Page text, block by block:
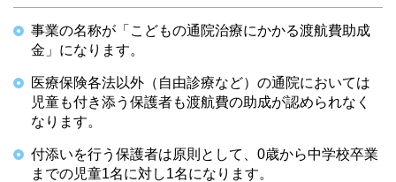
事業の名称が「こどもの通院治療にかかる渡航費助成
金」になります。
医療保険各法以外（自由診療など）の通院においては
児童も付き添う保護者も渡航費の助成が認められなく
なります。
付添いを行う保護者は原則として、0歳から中学校卒業
までの児童1名に対し1名になります。